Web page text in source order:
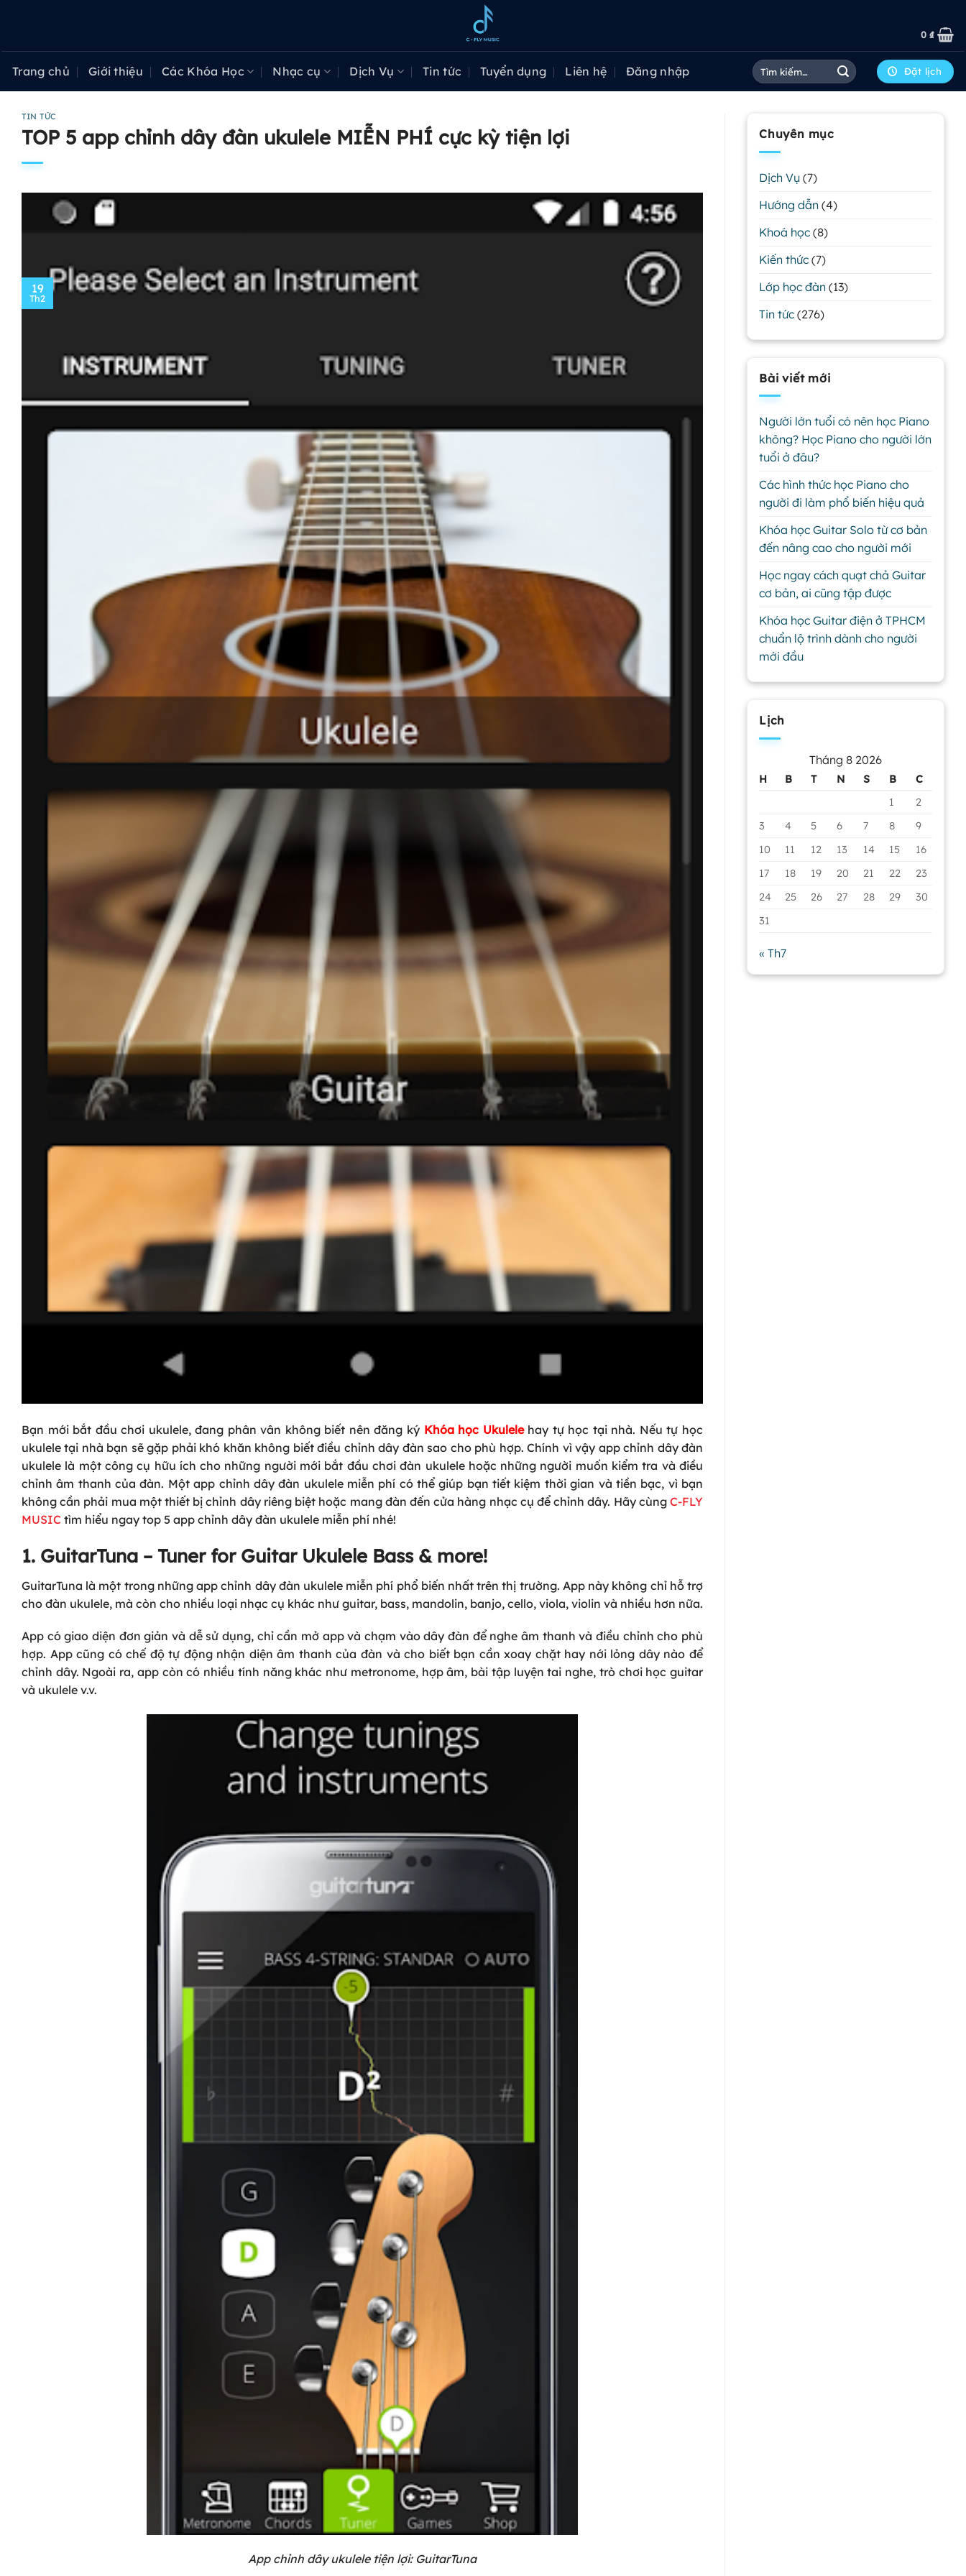
0 ₫
Trang chủ Giới thiệu Các Khóa Học Nhạc cụ Dịch Vụ Tin tức Tuyển dụng Liên hệ Đăng nhập
Tìm
kiếm:
Đặt lịch
TIN TỨC
TOP 5 app chỉnh dây đàn ukulele MIỄN PHÍ cực kỳ tiện lợi
19
Th2
Bạn mới bắt đầu chơi ukulele, đang phân vân không biết nên đăng ký Khóa học Ukulele hay tự học tại nhà. Nếu tự học
ukulele tại nhà bạn sẽ gặp phải khó khăn không biết điều chỉnh dây đàn sao cho phù hợp. Chính vì vậy app chỉnh dây đàn
ukulele là một công cụ hữu ích cho những người mới bắt đầu chơi đàn ukulele hoặc những người muốn kiểm tra và điều
chỉnh âm thanh của đàn. Một app chỉnh dây đàn ukulele miễn phí có thể giúp bạn tiết kiệm thời gian và tiền bạc, vì bạn
không cần phải mua một thiết bị chỉnh dây riêng biệt hoặc mang đàn đến cửa hàng nhạc cụ để chỉnh dây. Hãy cùng C-FLY
MUSIC tìm hiểu ngay top 5 app chỉnh dây đàn ukulele miễn phí nhé!
1. GuitarTuna – Tuner for Guitar Ukulele Bass & more!
GuitarTuna là một trong những app chỉnh dây đàn ukulele miễn phí phổ biến nhất trên thị trường. App này không chỉ hỗ trợ
cho đàn ukulele, mà còn cho nhiều loại nhạc cụ khác như guitar, bass, mandolin, banjo, cello, viola, violin và nhiều hơn nữa.
App có giao diện đơn giản và dễ sử dụng, chỉ cần mở app và chạm vào dây đàn để nghe âm thanh và điều chỉnh cho phù
hợp. App cũng có chế độ tự động nhận diện âm thanh của đàn và cho biết bạn cần xoay chặt hay nới lỏng dây nào để
chỉnh dây. Ngoài ra, app còn có nhiều tính năng khác như metronome, hợp âm, bài tập luyện tai nghe, trò chơi học guitar
và ukulele v.v.
App chỉnh dây ukulele tiện lợi: GuitarTuna
Chuyên mục
Dịch Vụ (7)
Hướng dẫn (4)
Khoá học (8)
Kiến thức (7)
Lớp học đàn (13)
Tin tức (276)
Bài viết mới
Người lớn tuổi có nên học Piano
không? Học Piano cho người lớn
tuổi ở đâu?
Các hình thức học Piano cho
người đi làm phổ biến hiệu quả
Khóa học Guitar Solo từ cơ bản
đến nâng cao cho người mới
Học ngay cách quạt chả Guitar
cơ bản, ai cũng tập được
Khóa học Guitar điện ở TPHCM
chuẩn lộ trình dành cho người
mới đầu
Lịch
Tháng 8 2026
H B T N S B
C
1
2
3
4 5 6 7 8
9
10
11 12 13 14 15
16
17
18 19 20 21 22
23
24
25 26 27 28 29
30
31
« Th7